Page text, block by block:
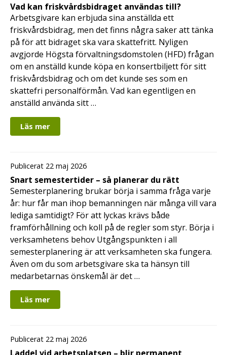
Vad kan friskvårdsbidraget användas till?
Arbetsgivare kan erbjuda sina anställda ett
friskvårdsbidrag, men det finns några saker att tänka
på för att bidraget ska vara skattefritt. Nyligen
avgjorde Högsta förvaltningsdomstolen (HFD) frågan
om en anställd kunde köpa en konsertbiljett för sitt
friskvårdsbidrag och om det kunde ses som en
skattefri personalförmån. Vad kan egentligen en
anställd använda sitt …
Läs mer
Publicerat 22 maj 2026
Snart semestertider – så planerar du rätt
Semesterplanering brukar börja i samma fråga varje
år: hur får man ihop bemanningen när många vill vara
lediga samtidigt? För att lyckas krävs både
framförhållning och koll på de regler som styr. Börja i
verksamhetens behov Utgångspunkten i all
semesterplanering är att verksamheten ska fungera.
Även om du som arbetsgivare ska ta hänsyn till
medarbetarnas önskemål är det …
Läs mer
Publicerat 22 maj 2026